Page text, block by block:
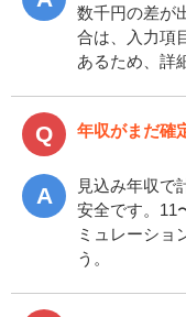
数千円の差が
合は、入力項
あるため、詳
年収がまだ確
見込み年収で
安全です。11
ミュレーショ
う。